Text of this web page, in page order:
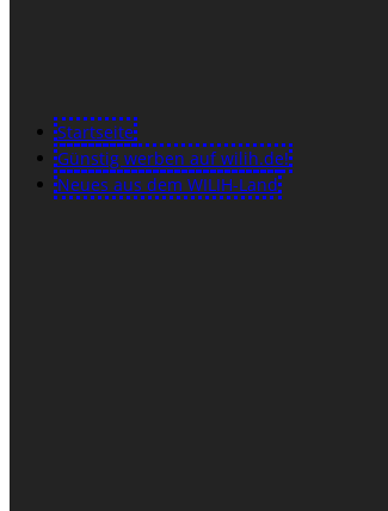
Startseite
Günstig werben auf wilih.de!
Neues aus dem WILIH-Land